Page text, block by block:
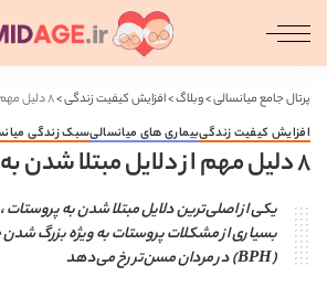
پرتال جامع میانسالی>وبلاگ>افزایش کیفیت زندگی>8 دلیل مهم از دلایل مبتلا شدن به پروستات
افزایش کیفیت زندگیبیماری های میانسالیسبک زندگی
8 دلیل مهم از دلایل مبتلا شدن به پروستات
یکی از اصلی‌ترین دلایل مبتلا شدن به
بسیاری از مشکلات پروستات به ویژه بزرگ
(BPH) در مردان مسن‌تر رخ می‌دهد